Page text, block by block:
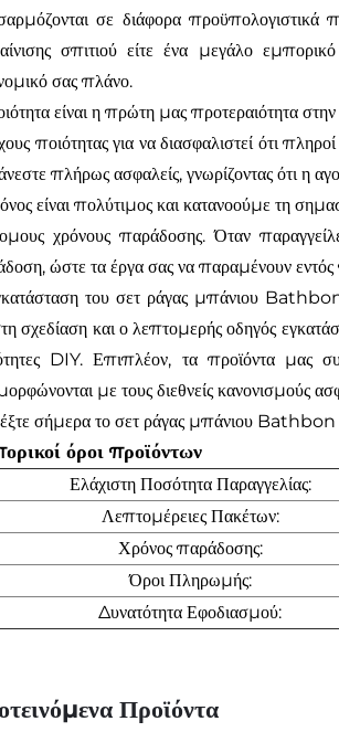
σε διάφορα προϋπολογιστικά
σπιτιού είτε ένα μεγάλο
σας πλάνο.
είναι η πρώτη μας προτεραιότητα
ποιότητας για να διασφαλιστεί ότι
πλήρως ασφαλείς, γνωρίζοντας ότι η
είναι πολύτιμος και κατανοούμε τη
χρόνους παράδοσης. Όταν
ώστε τα έργα σας να παραμένουν εντός
του σετ ράγας μπάνιου
σχεδίαση και ο λεπτομερής οδηγός
DIY. Επιπλέον, τα προϊόντα μας
με τους διεθνείς κανονισμούς
σήμερα το σετ ράγας μπάνιου Bathbon
όροι προϊόντων
Ελάχιστη Ποσότητα Παραγγελίας:
Λεπτομέρειες Πακέτων:
Χρόνος παράδοσης:
Όροι Πληρωμής:
Δυνατότητα Εφοδιασμού:
Προϊόντα